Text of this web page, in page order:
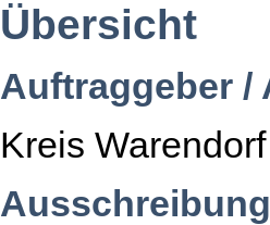
Übersicht
Auftraggeber /
Kreis